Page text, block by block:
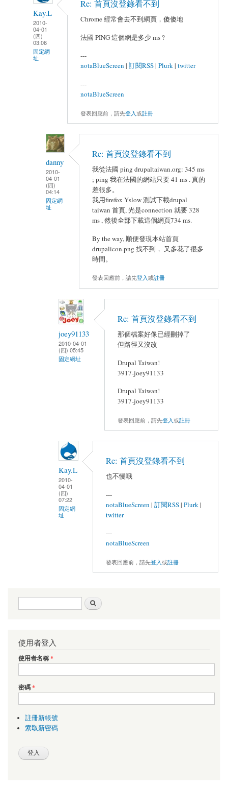
Kay.L
2010-
04-01
(四)
03:06
固定網
址
Re: 首頁沒登錄看不到
Chrome 經常會去不到網頁，傻傻地
法國 PING 這個網是多少 ms ?
---
notaBlueScreen | 訂閱RSS| Plurk| twitter
---
notaBlueScreen
發表回應前，請先登入或註冊
danny
2010-
04-01
(四)
04:14
固定網
址
Re: 首頁沒登錄看不到
我從法國 ping drupaltaiwan.org: 345 ms
; ping 我在法國的網站只要 41 ms . 真的
差很多。
我用firefox Yslow 測試下載drupal
taiwan 首頁, 光是connection 就要 328
ms , 然後全部下載這個網頁734 ms.
By the way, 順便發現本站首頁
drupalicon.png 找不到， 又多花了很多
時間。
發表回應前，請先登入或註冊
joey91133
2010-04-01
(四) 05:45
固定網址
Re: 首頁沒登錄看不到
那個檔案好像已經刪掉了
但路徑又沒改
Drupal Taiwan!
3917-joey91133
Drupal Taiwan!
3917-joey91133
發表回應前，請先登入或註冊
Kay.L
2010-
04-01
(四)
07:22
固定網
址
Re: 首頁沒登錄看不到
也不慢哦
---
notaBlueScreen | 訂閱RSS| Plurk|
twitter
---
notaBlueScreen
發表回應前，請先登入或註冊
搜尋表單
使用者登入
使用者名稱*
密碼*
註冊新帳號
索取新密碼